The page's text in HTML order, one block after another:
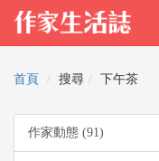
首頁 搜尋 下午茶
作家動態 (91)